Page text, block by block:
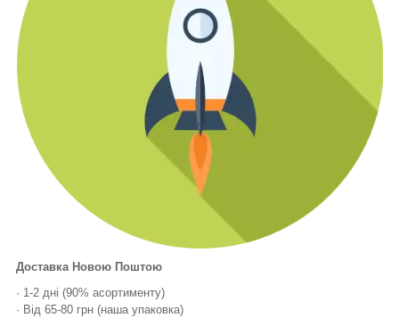
Доставка Новою Поштою
· 1-2 дні (90% асортименту)
· Від 65-80 грн (наша упаковка)